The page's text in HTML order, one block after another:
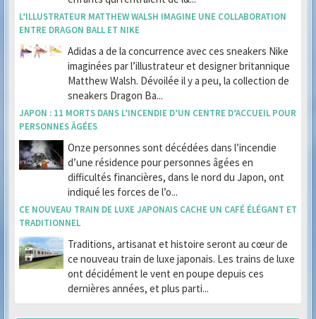
L’ILLUSTRATEUR MATTHEW WALSH IMAGINE UNE COLLABORATION
ENTRE DRAGON BALL ET NIKE
Adidas a de la concurrence avec ces sneakers Nike
imaginées par l’illustrateur et designer britannique
Matthew Walsh. Dévoilée il y a peu, la collection de
sneakers Dragon Ba...
JAPON : 11 MORTS DANS L’INCENDIE D’UN CENTRE D’ACCUEIL POUR
PERSONNES ÂGÉES
Onze personnes sont décédées dans l’incendie
d’une résidence pour personnes âgées en
difficultés financières, dans le nord du Japon, ont
indiqué les forces de l’o...
CE NOUVEAU TRAIN DE LUXE JAPONAIS CACHE UN CAFÉ ÉLÉGANT ET
TRADITIONNEL
Traditions, artisanat et histoire seront au cœur de
ce nouveau train de luxe japonais. Les trains de luxe
ont décidément le vent en poupe depuis ces
dernières années, et plus parti...